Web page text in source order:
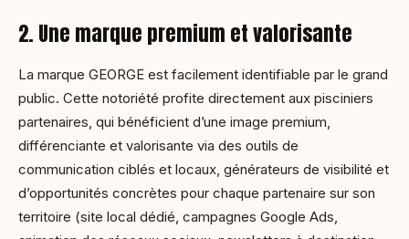
2. Une marque premium et valorisante
La marque GEORGE est facilement identifiable par le grand
public. Cette notoriété profite directement aux pisciniers
partenaires, qui bénéficient d’une image premium,
différenciante et valorisante via des outils de
communication ciblés et locaux, générateurs de visibilité et
d’opportunités concrètes pour chaque partenaire sur son
territoire (site local dédié, campagnes Google Ads,